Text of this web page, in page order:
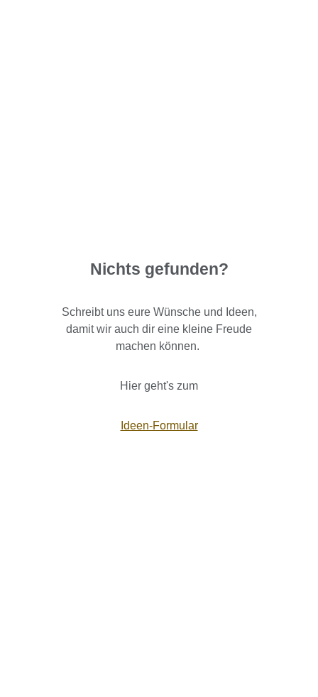
Nichts gefunden?
Schreibt uns eure Wünsche und Ideen,
damit wir auch dir eine kleine Freude
machen können.
Hier geht's zum
Ideen-Formular